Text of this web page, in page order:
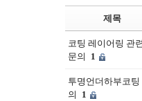
제목
코팅 레이어링 관련
문의
1
투명언더하부코팅
의
1